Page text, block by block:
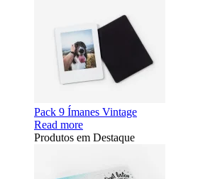
Pack 9 Ímanes Vintage
Read more
Produtos em Destaque